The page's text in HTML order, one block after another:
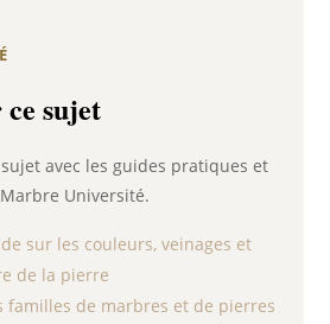
sujet
avec les guides pratiques et
Université.
sur les couleurs, veinages et
de la pierre
familles de marbres et de pierres